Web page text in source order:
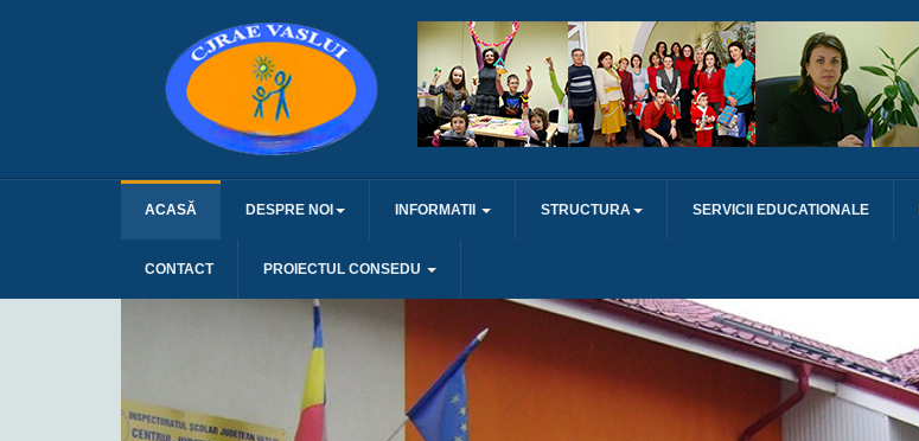
ACASĂ DESPRE NOI INFORMATII STRUCTURA SERVICII EDUCATIONALE
CONTACT PROIECTUL CONSEDU